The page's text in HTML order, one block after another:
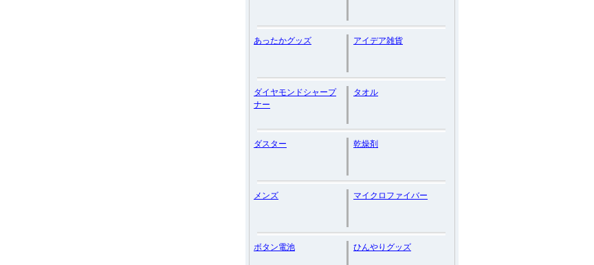
あったかグッズ アイデア雑貨
ダイヤモンドシャープ
ナー
タオル
ダスター 乾燥剤
メンズ マイクロファイバー
ボタン電池 ひんやりグッズ